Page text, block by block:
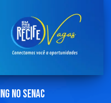
no Senac